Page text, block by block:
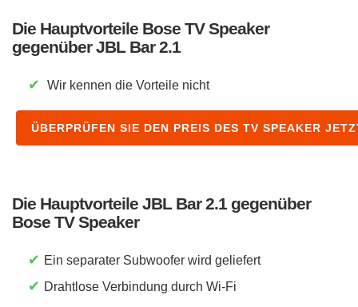
Die Hauptvorteile Bose TV Speaker
gegenüber JBL Bar 2.1
✔ Wir kennen die Vorteile nicht
ÜBERPRÜFEN SIE DEN PREIS DES TV SPEAKER
Die Hauptvorteile JBL Bar 2.1 gegenüber
Bose TV Speaker
✔ Ein separater Subwoofer wird geliefert
✔ Drahtlose Verbindung durch Wi-Fi